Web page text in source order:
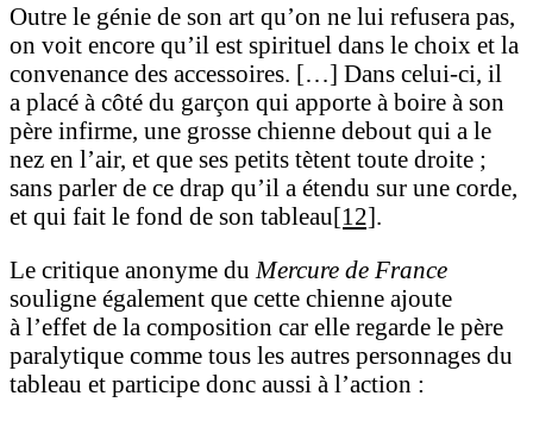
Outre le génie de son art qu’on ne lui refusera pas,
on voit encore qu’il est spirituel dans le choix et la
convenance des accessoires. […] Dans celui-ci, il
a placé à côté du garçon qui apporte à boire à son
père infirme, une grosse chienne debout qui a le
nez en l’air, et que ses petits tètent toute droite ;
sans parler de ce drap qu’il a étendu sur une corde,
et qui fait le fond de son tableau[12].
Le critique anonyme du Mercure de France
souligne également que cette chienne ajoute
à l’effet de la composition car elle regarde le père
paralytique comme tous les autres personnages du
tableau et participe donc aussi à l’action :